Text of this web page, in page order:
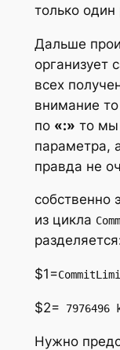
только
Дальше
организует
всех
внимание то
по «:» то мы
параметра,
правда не
собственно
из цикла
$1=
$2= 7976496
Нужно